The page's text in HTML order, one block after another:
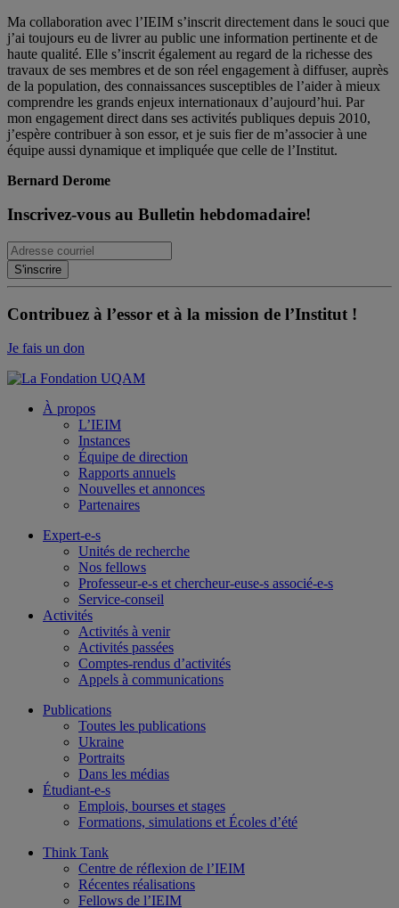
Ma collaboration avec l’IEIM s’inscrit directement dans le souci que
j’ai toujours eu de livrer au public une information pertinente et de
haute qualité. Elle s’inscrit également au regard de la richesse des
travaux de ses membres et de son réel engagement à diffuser, auprès
de la population, des connaissances susceptibles de l’aider à mieux
comprendre les grands enjeux internationaux d’aujourd’hui. Par
mon engagement direct dans ses activités publiques depuis 2010,
j’espère contribuer à son essor, et je suis fier de m’associer à une
équipe aussi dynamique et impliquée que celle de l’Institut.
Bernard Derome
Inscrivez-vous au Bulletin hebdomadaire!
Contribuez à l’essor et à la mission de l’Institut !
Je fais un don
À propos
L’IEIM
Instances
Équipe de direction
Rapports annuels
Nouvelles et annonces
Partenaires
Expert-e-s
Unités de recherche
Nos fellows
Professeur-e-s et chercheur-euse-s associé-e-s
Service-conseil
Activités
Activités à venir
Activités passées
Comptes-rendus d’activités
Appels à communications
Publications
Toutes les publications
Ukraine
Portraits
Dans les médias
Étudiant-e-s
Emplois, bourses et stages
Formations, simulations et Écoles d’été
Think Tank
Centre de réflexion de l’IEIM
Récentes réalisations
Fellows de l’IEIM